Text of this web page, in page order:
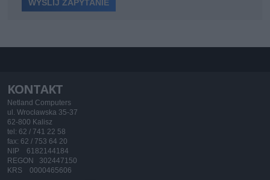
KONTAKT
Netland Computers
ul. Wrocławska 35-37
62-800 Kalisz
tel: 62 / 741 22 58
fax: 62 / 753 64 20
NIP 6182144184
REGON 302447150
KRS 0000465606